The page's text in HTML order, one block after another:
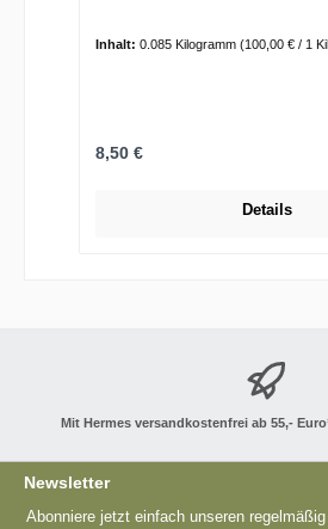
Inhalt: 0.085 Kilogramm (100,00 € / 1
Regulärer Preis:
8,50 €
Details
Mit Hermes versandkostenfrei ab 55,-
Newsletter
Abonniere jetzt einfach unseren